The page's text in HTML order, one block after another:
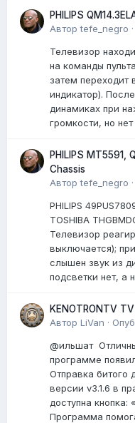
PHILIPS
Авторtefe_negro ·
Телевизор
на команды
затем
индикатор).
динамиках при
громкости, но
PHILIPS MT5591,
Chassis
Авторtefe_negro ·
PHILIPS
TOSHIBA
Телевизор
выключается);
слышен звук из
подсветки нет, а
KENOTRONTV
Автор LiVan ·
@ильшат
программе
Отправка битого
версии v3.1.6 в
доступна
Программа